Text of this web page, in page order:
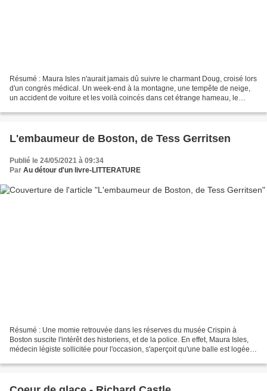
Résumé : Maura Isles n'aurait jamais dû suivre le charmant Doug, croisé lors
d'un congrès médical. Un week-end à la montagne, une tempête de neige,
un accident de voiture et les voilà coincés dans cet étrange hameau, le
L'embaumeur de Boston, de Tess Gerritsen
Publié le 24/05/2021 à 09:34
Par Au détour d'un livre-LITTERATURE
Résumé : Une momie retrouvée dans les réserves du musée Crispin à
Boston suscite l'intérêt des historiens, et de la police. En effet, Maura Isles,
médecin légiste sollicitée pour l'occasion, s'aperçoit qu'une balle est logée